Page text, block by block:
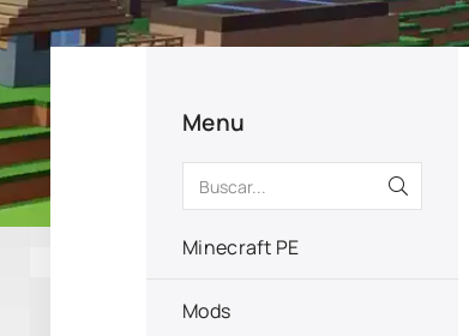
Menu
Minecraft PE
Mods